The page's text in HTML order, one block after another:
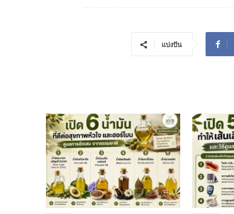
แบ่งปัน